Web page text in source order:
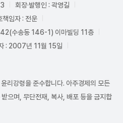
회장·발행인 : 곽영길
책임자 : 전운
42(수송동 146-1) 이마빌딩 11층
: 2007년 11월 15일
리강령을 준수합니다. 아주경제의 모든
으며, 무단전재, 복사, 배포 등을 금지합